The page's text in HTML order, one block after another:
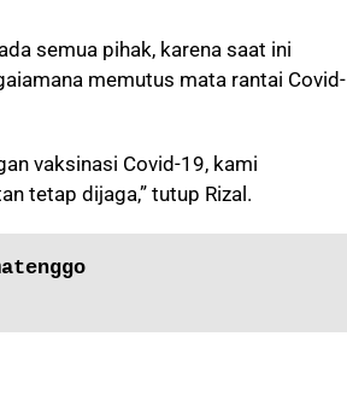
semua pihak, karena saat ini
memutus mata rantai Covid-
vaksinasi Covid-19, kami
tetap dijaga,” tutup Rizal.